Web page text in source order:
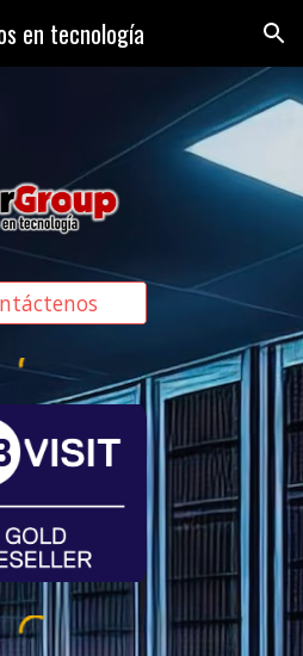
Skip to navigation
en tecnología